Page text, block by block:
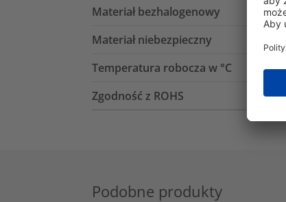
Materiał bezhalogenowy
Materiał niebezpieczny
Temperatura robocza w °C
Zgodność z ROHS
Podobne produkty